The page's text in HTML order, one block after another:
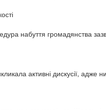
набуття громадянства
активні дискусії, адже